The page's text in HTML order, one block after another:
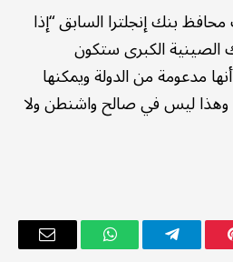
بنك إنجلترا السابق “إذا
الصينية الكبرى ستكون
مدعومة من الدولة ويمكنها
وهذا ليس في صالح واشنطن ولا
تيلقرام واتساب
البريد